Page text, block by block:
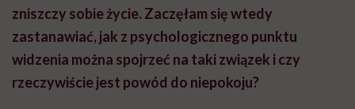
zniszczy sobie życie. Zaczęłam się wtedy
zastanawiać, jak z psychologicznego punktu
widzenia można spojrzeć na taki związek i czy
rzeczywiście jest powód do niepokoju?